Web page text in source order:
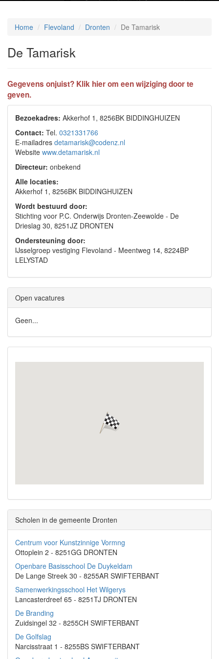
Home Flevoland Dronten De Tamarisk
De Tamarisk
Gegevens onjuist? Klik hier om een wijziging door te
geven.
Bezoekadres: Akkerhof 1, 8256BK BIDDINGHUIZEN
Contact: Tel. 0321331766
E-mailadres detamarisk@codenz.nl
Website www.detamarisk.nl
Directeur: onbekend
Alle locaties:
Akkerhof 1, 8256BK BIDDINGHUIZEN
Wordt bestuurd door:
Stichting voor P.C. Onderwijs Dronten-Zeewolde - De
Drieslag 30, 8251JZ DRONTEN
Ondersteuning door:
IJsselgroep vestiging Flevoland - Meentweg 14, 8224BP
LELYSTAD
Open vacatures
Geen...
Scholen in de gemeente Dronten
Centrum voor Kunstzinnige Vormng
Ottoplein 2 - 8251GG DRONTEN
Openbare Basisschool De Duykeldam
De Lange Streek 30 - 8255AR SWIFTERBANT
Samenwerkingsschool Het Wilgerys
Lancasterdreef 65 - 8251TJ DRONTEN
De Branding
Zuidsingel 32 - 8255CH SWIFTERBANT
De Golfslag
Narcisstraat 1 - 8255BS SWIFTERBANT